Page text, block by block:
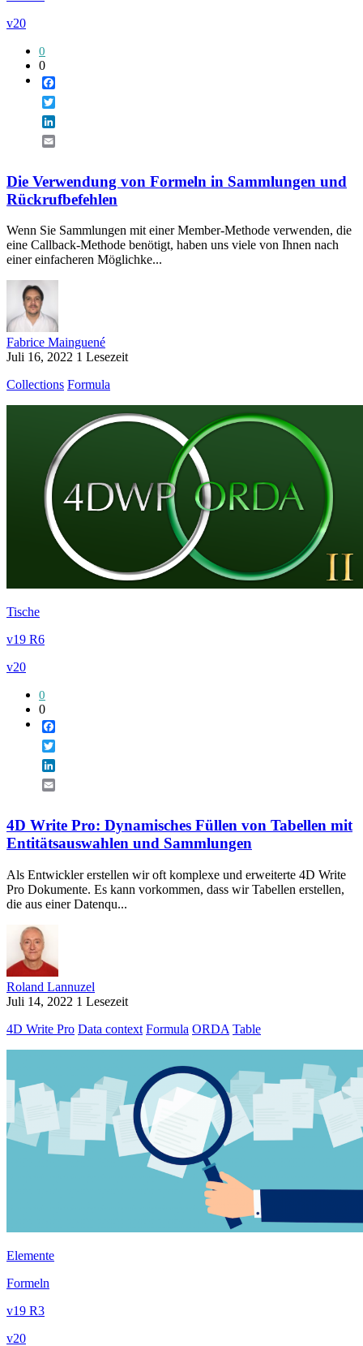
v20
0
0
Die Verwendung von Formeln in Sammlungen und
Rückrufbefehlen
Wenn Sie Sammlungen mit einer Member-Methode verwenden, die
eine Callback-Methode benötigt, haben uns viele von Ihnen nach
einer einfacheren Möglichke...
Fabrice Mainguené
Juli 16, 2022 1 Lesezeit
Collections Formula
Tische
v19 R6
v20
0
0
4D Write Pro: Dynamisches Füllen von Tabellen mit
Entitätsauswahlen und Sammlungen
Als Entwickler erstellen wir oft komplexe und erweiterte 4D Write
Pro Dokumente. Es kann vorkommen, dass wir Tabellen erstellen,
die aus einer Datenqu...
Roland Lannuzel
Juli 14, 2022 1 Lesezeit
4D Write Pro Data context Formula ORDA Table
Elemente
Formeln
v19 R3
v20